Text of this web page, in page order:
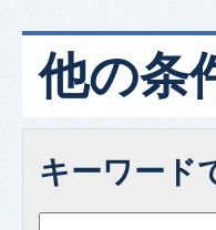
他の条
キーワード